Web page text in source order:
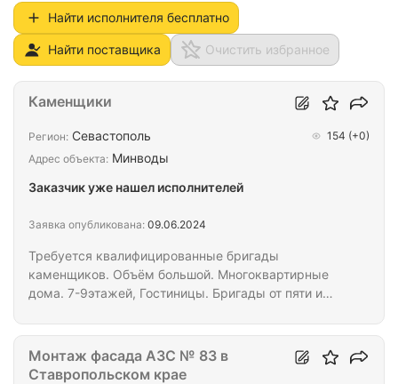
Найти исполнителя бесплатно
Найти поставщика Очистить избранное
Требуется квалифицированные бригады
каменщиков. Объём большой. Многоквартирные
дома. 7-9этажей, Гостиницы. Бригады от пяти и
по договоренности наличными ,,только руки,,,
Каменщики
Регион: Севастополь 154 (+0)
Адрес объекта: Минводы
Заказчик уже нашел исполнителей
Заявка опубликована: 09.06.2024
Монтаж фасада АЗС № 83 в
Ставропольском крае